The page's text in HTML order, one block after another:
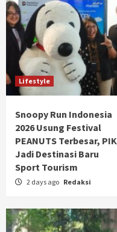
Lifestyle
Snoopy Run Indonesia
2026 Usung Festival
PEANUTS Terbesar, PIK
Jadi Destinasi Baru
Sport Tourism
2 days ago Redaksi